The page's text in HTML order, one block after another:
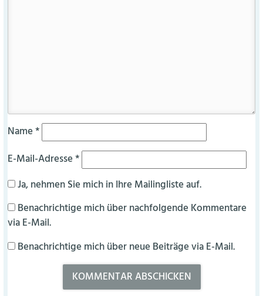
Name*
E-Mail-Adresse*
Ja, nehmen Sie mich in Ihre Mailingliste auf.
Benachrichtige mich über nachfolgende Kommentare
via E-Mail.
Benachrichtige mich über neue Beiträge via E-Mail.